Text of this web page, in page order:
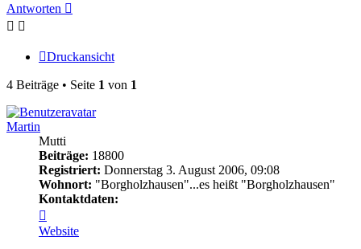
Antworten
Druckansicht
4 Beiträge • Seite 1 von 1
Martin
Mutti
Beiträge: 18800
Registriert: Donnerstag 3. August 2006, 09:08
Wohnort: "Borgholzhausen"...es heißt "Borgholzhausen"
Kontaktdaten:
von
Martin
Website